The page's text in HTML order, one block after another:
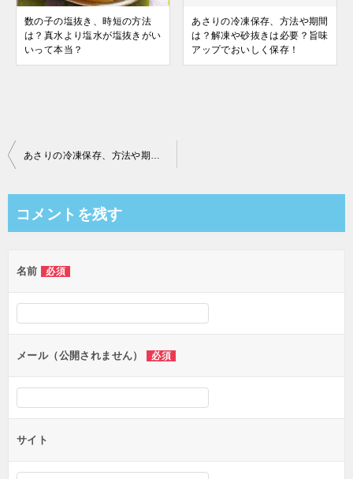
数の子の塩抜き、時短の方法
は？真水より塩水が塩抜きがい
いって本当？
あさりの冷凍保存、方法や期間
は？解凍や砂抜きは必要？旨味
アップでおいしく保存！
投
ビ
ー
シ
ン
あさりの冷凍保存、方法や期間は？解凍や砂抜きは必要？旨味アップでおいしく保存！
コメントを残す
名前 必須
メール（公開されません） 必須
サイト